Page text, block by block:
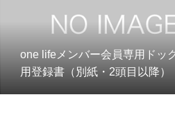
one lifeメンバー会員専用ドッ
用登録書（別紙・2頭目以降）